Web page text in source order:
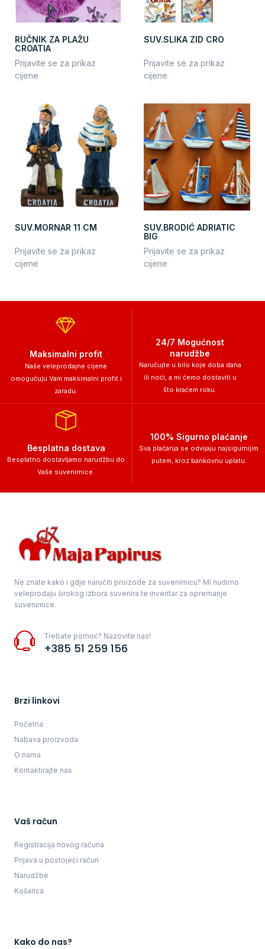
RUČNIK ZA PLAŽU
CROATIA
Prijavite se za prikaz
cijene
SUV.SLIKA ZID CRO
Prijavite se za prikaz
cijene
SUV.MORNAR 11 CM
Prijavite se za prikaz
cijene
SUV.BRODIĆ ADRIATIC
BIG
Prijavite se za prikaz
cijene
Maksimalni profit
Naše veleprodajne cijene
omogućuju Vam maksimalni profit i
zaradu.
24/7 Mogućnost
narudžbe
Naručujte u bilo koje doba dana
ili noći, a mi ćemo dostaviti u
što kraćem roku.
Besplatna dostava
Besplatno dostavljamo narudžbu do
Vaše suvenirnice.
100% Sigurno plaćanje
Sva plaćanja se odvijaju najsigurnijim
putem, kroz bankovnu uplatu.
Ne znate kako i gdje naručiti proizode za suvenirnicu? Mi nudimo
veleprodaju širokog izbora suvenira te inventar za opremanje
suvenirnice.
Trebate pomoć? Nazovite nas!
+385 51 259 156
Brzi linkovi
Početna
Nabava proizvoda
O nama
Kontaktirajte nas
Vaš račun
Registracija novog računa
Prijava u postojeći račun
Narudžbe
Košarica
Kako do nas?